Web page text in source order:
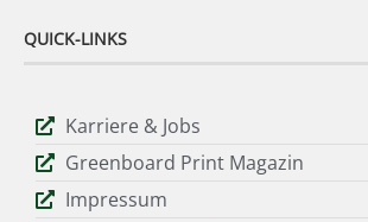
QUICK-LINKS
Karriere & Jobs
Greenboard Print Magazin
Impressum